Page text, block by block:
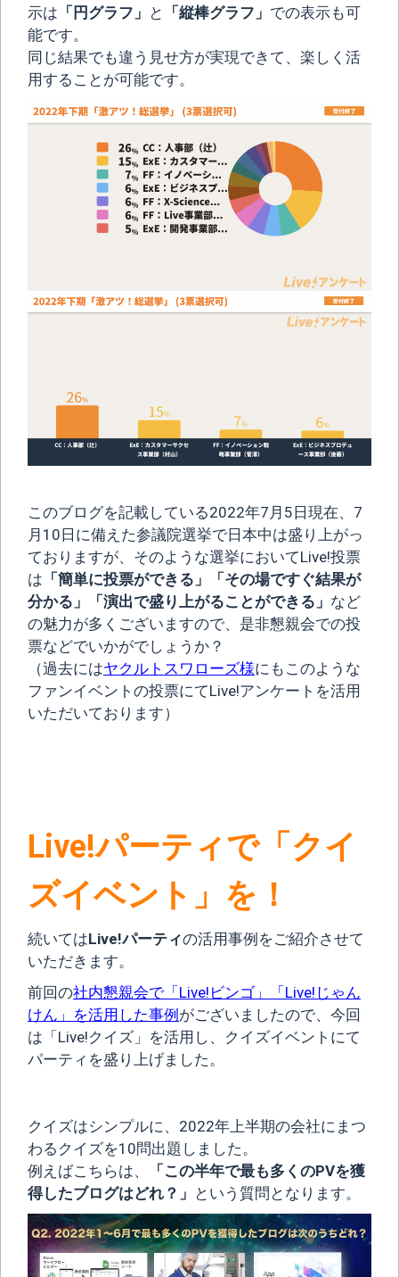
示は 「円グラフ」 と 「縦棒グラフ」 での表示も可
能です。
同じ結果でも違う見せ方が実現できて、楽しく活
用することが可能です。
このブログを記載している2022年7月5日現在、7
月10日に備えた参議院選挙で日本中は盛り上がっ
ておりますが、そのような選挙においてLive!投票
は 「簡単に投票ができる」「その場ですぐ結果が
分かる」「演出で盛り上がることができる」 など
の魅力が多くございますので、是非懇親会での投
票などでいかがでしょうか？
（過去にはヤクルトスワローズ様にもこのような
ファンイベントの投票にてLive!アンケートを活用
いただいております）
Live!パーティで「クイ
ズイベント」を！
続いてはLive!パーティの活用事例をご紹介させて
いただきます。
前回の社内懇親会で「Live!ビンゴ」「Live!じゃん
けん」を活用した事例がございましたので、今回
は「Live!クイズ」を活用し、クイズイベントにて
パーティを盛り上げました。
クイズはシンプルに、2022年上半期の会社にまつ
わるクイズを10問出題しました。
例えばこちらは、
「この半年で最も多くのPVを獲
得したブログはどれ？」 という質問となります。